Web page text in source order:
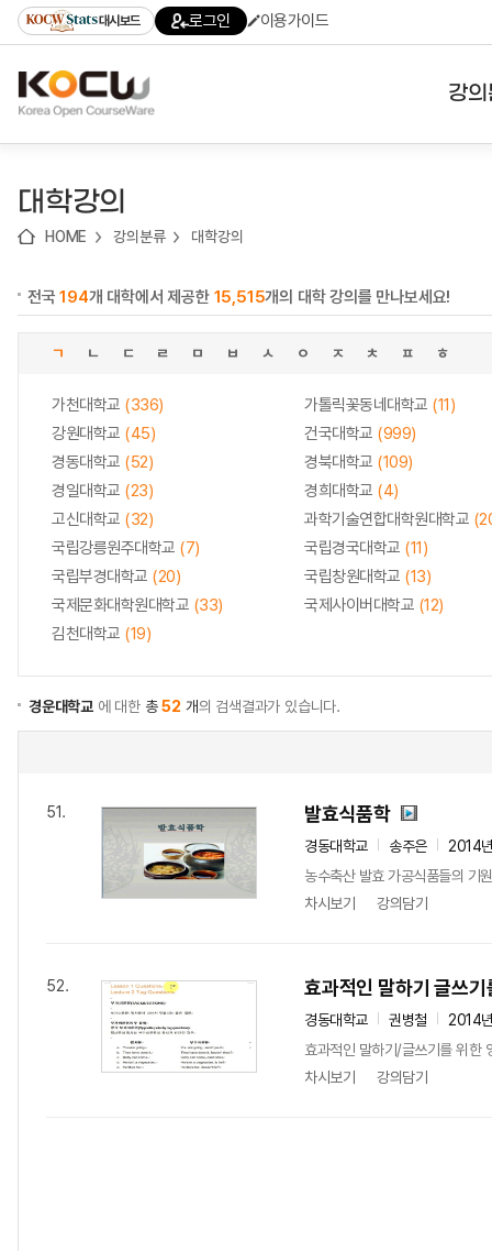
기
기
기
content)
가
대시보드 로그인 이용가이드
강
대학강의
HOME 강의분류 대학강의
전국194개 대학에서 제공한 15,515개의 대학 강의를 만나보세요!
ㄱ ㄴ ㄷ ㄹ ㅁ ㅂ ㅅ ㅇ ㅈ ㅊ ㅍ ㅎ
가천대학교 (336) 가톨릭꽃동네대학교 (11)
강원대학교 (45) 건국대학교 (999)
경동대학교 (52) 경북대학교 (109)
경일대학교 (23) 경희대학교 (4)
고신대학교 (32) 과학기술연합대학원대학교
국립강릉원주대학교 (7) 국립경국대학교 (11)
국립부경대학교 (20) 국립창원대학교 (13)
국제문화대학원대학교 (33) 국제사이버대학교 (12)
김천대학교 (19)
경운대학교 에 대한 총52 개의 검색결과가 있습니다.
51. 발효식품학
경동대학교 송주은
2014
농수축산 발효 가공식품들의 기
차시보기
강의담기
52. 효과적인 말하기 글쓰
경동대학교 권병철
2014
효과적인 말하기/글쓰기를 위한
차시보기
강의담기